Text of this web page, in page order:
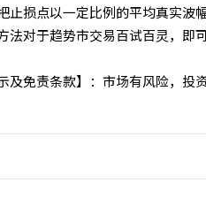
止损点以一定比例的平均真实
法对于趋势市交易百试百灵，即
及免责条款】：市场有风险，投